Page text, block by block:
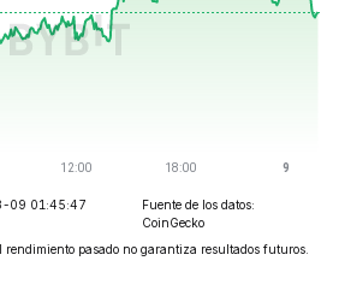
09 01:45:47
Fuente de los datos:
CoinGecko
rendimiento pasado no garantiza resultados futuros.